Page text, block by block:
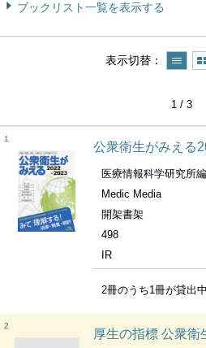
ブックリスト一覧を表示する
表示切替
1 / 3
1
公衆衛生がみえる
医療情報科学研究所
Medic Media
開架書架
498
IR
2冊のうち1冊が貸出中
2
厚生の指標 公衆衛生と社会福祉の統計.衛生と福祉と保険の統計.Journal of health and welfare statistics.